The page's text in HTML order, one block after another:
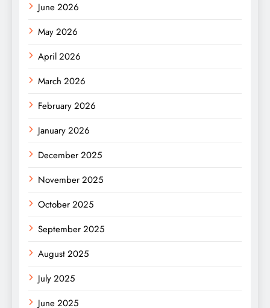
June 2026
May 2026
April 2026
March 2026
February 2026
January 2026
December 2025
November 2025
October 2025
September 2025
August 2025
July 2025
June 2025